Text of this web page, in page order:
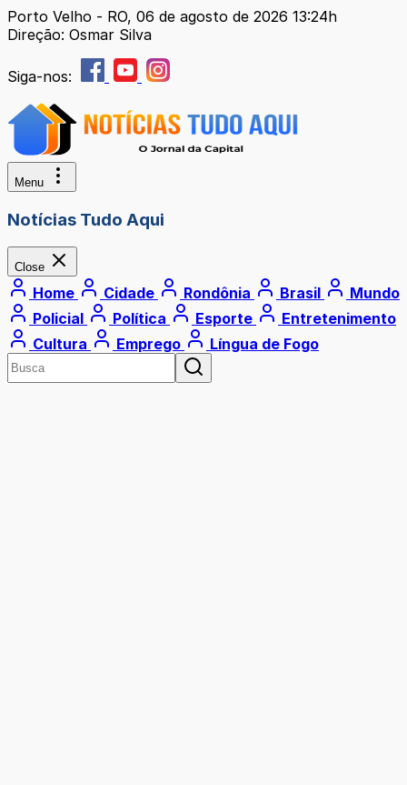
Porto Velho - RO, 06 de agosto de 2026 13:24h
Direção: Osmar Silva
Siga-nos:
Menu
Notícias Tudo Aqui
Close
Home Cidade Rondônia Brasil
Mundo
Policial
Política Esporte
Entretenimento
Cultura
Emprego Língua de Fogo